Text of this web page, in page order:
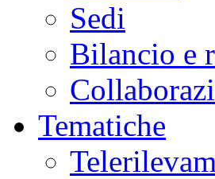
Sedi
Bilancio e
Tematiche